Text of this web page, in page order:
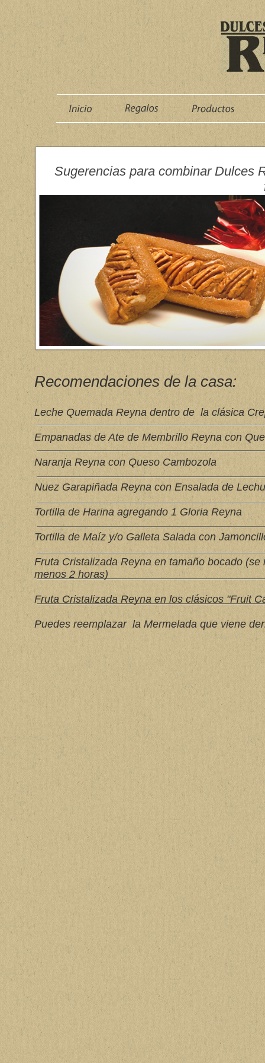
Sugerencias para combinar Dulces
Recomendaciones de la casa:
Leche Quemada Reyna dentro de la clásica
Empanadas de Ate de Membrillo Reyna con
Naranja Reyna con Queso Cambozola
Nuez Garapiñada Reyna con Ensalada de
Tortilla de Harina agregando 1 Gloria Reyna
Tortilla de Maíz y/o Galleta Salada con
Fruta Cristalizada Reyna en tamaño bocado
menos 2 horas)
Fruta Cristalizada Reyna en los clásicos "Fruit
Puedes reemplazar la Mermelada que viene